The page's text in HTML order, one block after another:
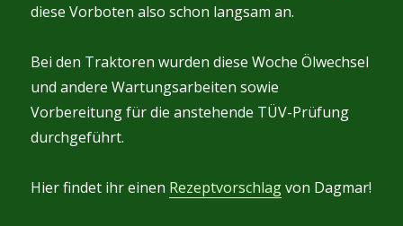
diese Vorboten also schon langsam an.
Bei den Traktoren wurden diese Woche Ölwechsel
und andere Wartungsarbeiten sowie
Vorbereitung für die anstehende TÜV-Prüfung
durchgeführt.
Hier findet ihr einen Rezeptvorschlagvon Dagmar!